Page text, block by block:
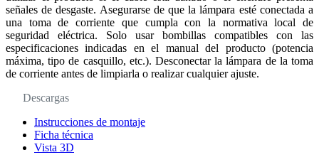
señales de desgaste. Asegurarse de que la lámpara esté conectada a
una toma de corriente que cumpla con la normativa local de
seguridad eléctrica. Solo usar bombillas compatibles con las
especificaciones indicadas en el manual del producto (potencia
máxima, tipo de casquillo, etc.). Desconectar la lámpara de la toma
de corriente antes de limpiarla o realizar cualquier ajuste.
Descargas
Instrucciones de montaje
Ficha técnica
Vista 3D